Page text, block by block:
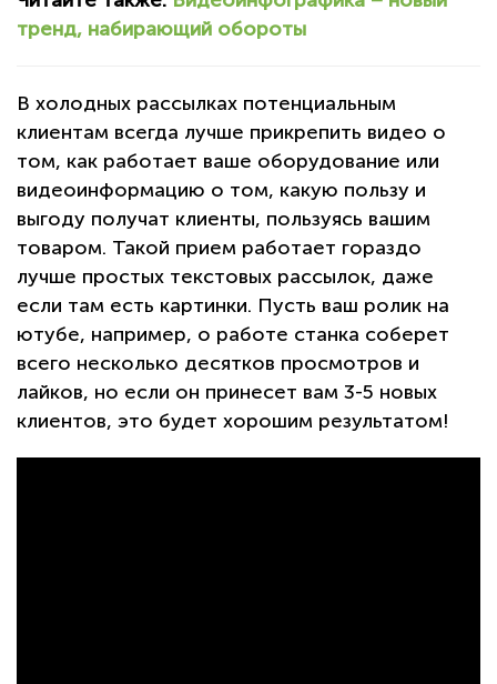
тренд, набирающий обороты
В холодных рассылках потенциальным
клиентам всегда лучше прикрепить видео о
том, как работает ваше оборудование или
видеоинформацию о том, какую пользу и
выгоду получат клиенты, пользуясь вашим
товаром. Такой прием работает гораздо
лучше простых текстовых рассылок, даже
если там есть картинки. Пусть ваш ролик на
ютубе, например, о работе станка соберет
всего несколько десятков просмотров и
лайков, но если он принесет вам 3-5 новых
клиентов, это будет хорошим результатом!